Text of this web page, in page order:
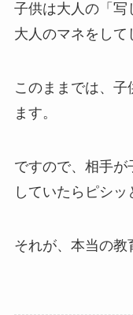
子供は大人の「写
大人のマネをして
このままでは、子
ます。
ですので、相手が
していたらピシッ
それが、 本当の教